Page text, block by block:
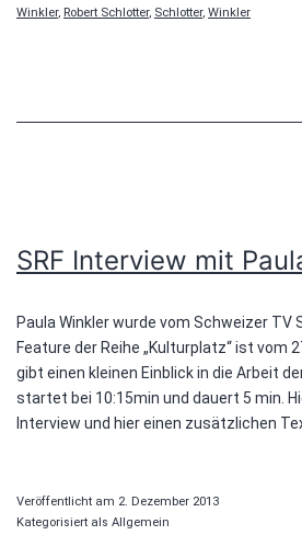
Winkler, Robert Schlotter, Schlotter, Winkler
SRF Interview mit
Paula Winkler wurde vom Schweizer TV
Feature der Reihe „Kulturplatz“ ist vom
gibt einen kleinen Einblick in die Arbeit
startet bei 10:15min und dauert 5 min.
Interview und hier einen zusätzlichen
Veröffentlicht am 2. Dezember 2013
Kategorisiert als Allgemein